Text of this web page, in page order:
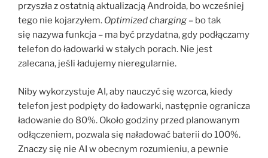
przyszła z ostatnią aktualizacją Androida, bo wcześniej
tego nie kojarzyłem. Optimized charging – bo tak
się nazywa funkcja – ma być przydatna, gdy podłączamy
telefon do ładowarki w stałych porach. Nie jest
zalecana, jeśli ładujemy nieregularnie.
Niby wykorzystuje AI, aby nauczyć się wzorca, kiedy
telefon jest podpięty do ładowarki, następnie ogranicza
ładowanie do 80%. Około godziny przed planowanym
odłączeniem, pozwala się naładować baterii do 100%.
Znaczy się nie AI w obecnym rozumieniu, a pewnie